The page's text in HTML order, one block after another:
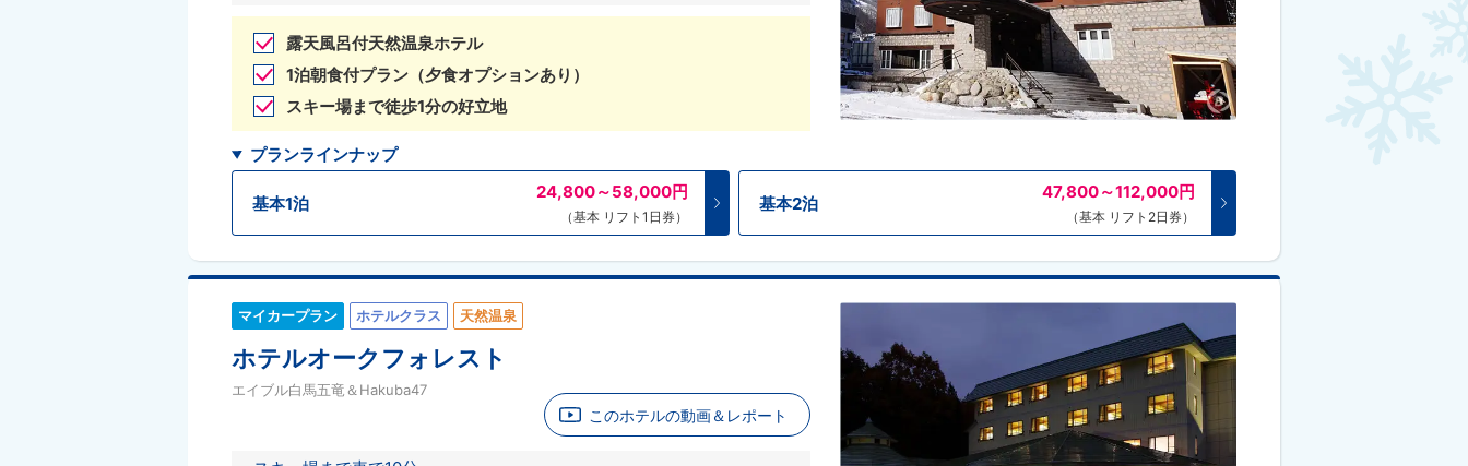
露天風呂付天然温泉ホテル
1泊朝食付プラン（夕食オプションあり）
スキー場まで徒歩1分の好立地
プランラインナップ
基本1泊
24,800～58,000円
（基本 リフト1日券）
基本2泊
47,800～112,000円
（基本 リフト2日券）
マイカープラン ホテルクラス 天然温泉
ホテルオークフォレスト
エイブル白馬五竜＆Hakuba47
このホテルの動画＆レポート